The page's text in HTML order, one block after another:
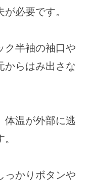
必要です。
ク半袖の袖口や
からはみ出さな
体温が外部に逃
っかりボタンや